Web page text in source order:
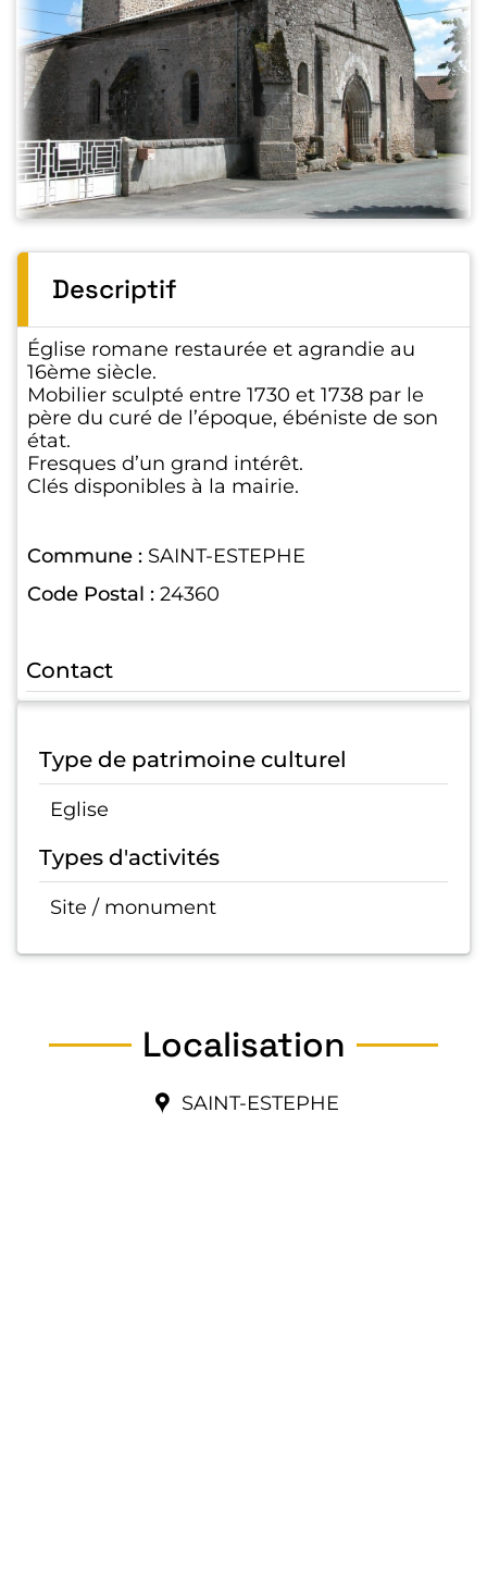
Descriptif
Église romane restaurée et agrandie au
16ème siècle.
Mobilier sculpté entre 1730 et 1738 par le
père du curé de l’époque, ébéniste de son
état.
Fresques d’un grand intérêt.
Clés disponibles à la mairie.
Commune : SAINT-ESTEPHE
Code Postal : 24360
Contact
Type de patrimoine culturel
Eglise
Types d'activités
Site / monument
Localisation
SAINT-ESTEPHE